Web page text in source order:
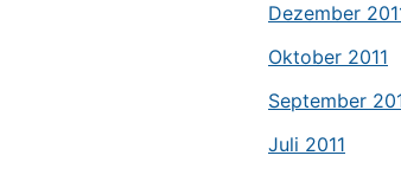
Dezember
Oktober 2011
September
Juli 2011